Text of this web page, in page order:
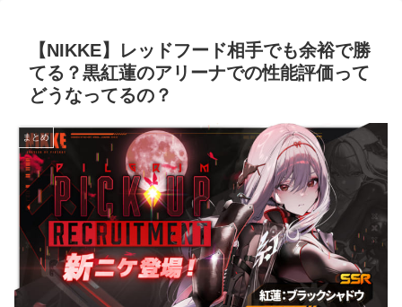
【NIKKE】レッドフード相手でも余裕で勝
てる？黒紅蓮のアリーナでの性能評価って
どうなってるの？
まとめ